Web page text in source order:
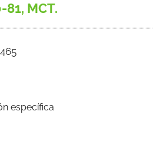
81, MCT.
específica